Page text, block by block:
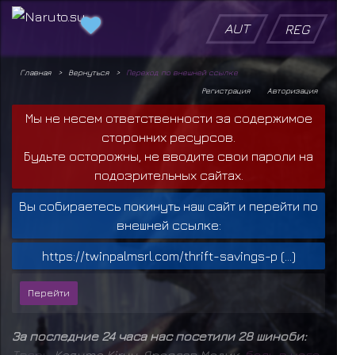
AUT REG
Главная Вернуться
Переход по внешней ссылке
Авторизация
Регистрация
Мы не несем ответственности за содержимое
сторонних ресурсов.
Будьте осторожны, не вводите свои пароли на
подозрительных сайтах.
Вы собираетесь покинуть наш сайт и перейти по
внешней ссылке:
https://twinpalmsrl.com/thrift-savings-p (...)
За последние 24 часа нас посетили 28 шиноби: